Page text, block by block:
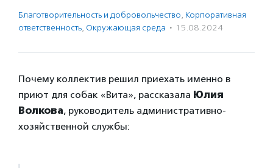
Благотвори­тель­ность и доброволь­чест­во, Корпоративная
ответственность, Окружающая среда · 15.08.2024
Почему коллектив решил приехать именно в
приют для собак «Вита», рассказала Юлия
Волкова, руководитель административно-
хозяйственной службы: